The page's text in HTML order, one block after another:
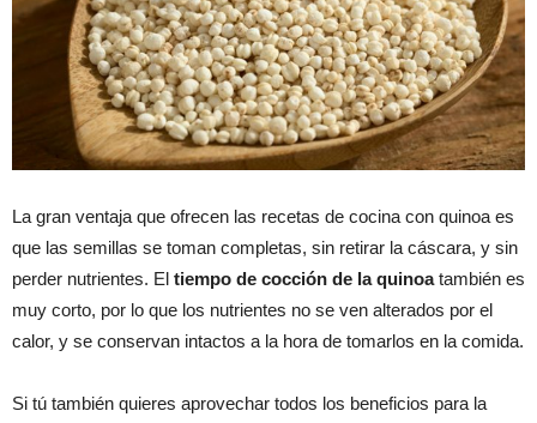
La gran ventaja que ofrecen las recetas de cocina con quinoa es
que las semillas se toman completas, sin retirar la cáscara, y sin
perder nutrientes. El tiempo de cocción de la quinoatambién es
muy corto, por lo que los nutrientes no se ven alterados por el
calor, y se conservan intactos a la hora de tomarlos en la comida.
Si tú también quieres aprovechar todos los beneficios para la